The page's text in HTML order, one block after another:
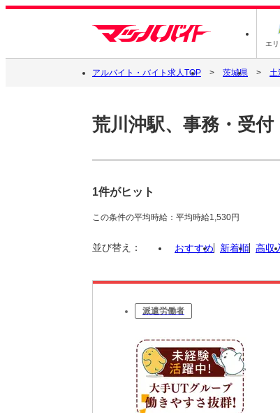
エ
アルバイト・バイト求人TOP 茨城県 土
荒川沖駅、事務・受付
1件がヒット
この条件の平均時給：平均時給1,530円
並び替え： おすすめ 新着順 高収
派遣労働者